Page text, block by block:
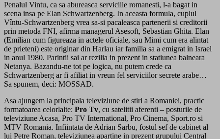
Penalul Vintu, ca sa abureasca serviciile romanesti, l-a bagat in
scena insa pe Elan Schwartzenberg. In aceasta formula, cuplul
Vîntu-Schwartzenberg vrea sa-si pacaleasca partenerii si creditorii
prin metoda FNI, afirma managerul Asesoft, Sebastian Ghita. Elan
(Emilian cum figureaza in actele oficiale, sau Mimi cum era alintat
de prieteni) este originar din Harlau iar familia sa a emigrat in Israel
in anul 1980. Parintii sai ar rezilia in prezent in statiunea balneara
Netanya. Bazandu-ne tot pe logica, nu putem crede ca
Schwartzenberg ar fi afiliat in vreun fel serviciilor secrete arabe…
Sa spunem, deci: MOSSAD.
Asa ajungem la principala televiziune de stiri a Romaniei, practic
formatoarea celorlalte: Pro Tv, cu satelitii aferenti – posturile de
televiziune Acasa, Pro TV International, Pro Cinema, Sport.ro si
MTV Romania. Infiintata de Adrian Sarbu, fostul sef de cabinet al
lui Petre Roman, televiziunea apartine in prezent grupului Central